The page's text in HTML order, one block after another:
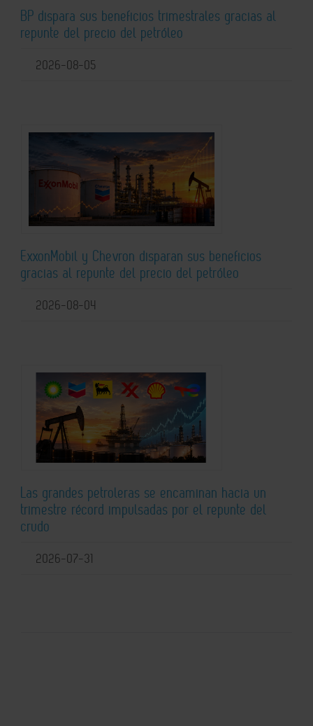
BP dispara sus beneficios trimestrales gracias al
repunte del precio del petróleo
2026-08-05
ExxonMobil y Chevron disparan sus beneficios
gracias al repunte del precio del petróleo
2026-08-04
Las grandes petroleras se encaminan hacia un
trimestre récord impulsadas por el repunte del
crudo
2026-07-31